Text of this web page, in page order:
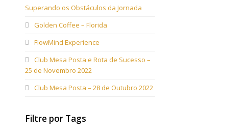
Superando os Obstáculos da Jornada
Golden Coffee – Florida
FlowMind Experience
Club Mesa Posta e Rota de Sucesso –
25 de Novembro 2022
Club Mesa Posta – 28 de Outubro 2022
Filtre por Tags